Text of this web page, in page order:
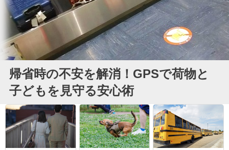
帰省時の不安を解消！GPSで荷物と
子どもを見守る安心術